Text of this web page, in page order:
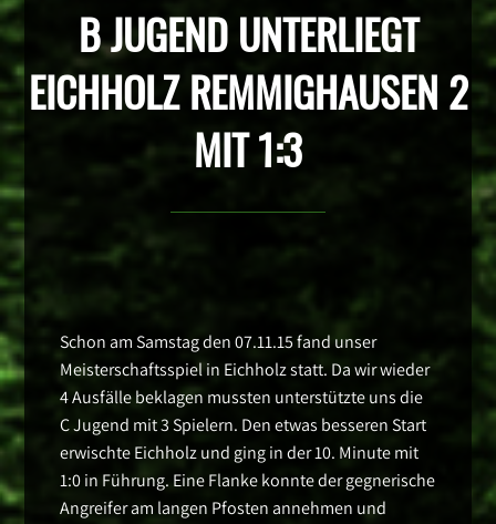
B JUGEND UNTERLIEGT
EICHHOLZ REMMIGHAUSEN 2
MIT 1:3
Schon am Samstag den 07.11.15 fand unser
Meisterschaftsspiel in Eichholz statt. Da wir wieder
4 Ausfälle beklagen mussten unterstützte uns die
C Jugend mit 3 Spielern. Den etwas besseren Start
erwischte Eichholz und ging in der 10. Minute mit
1:0 in Führung. Eine Flanke konnte der gegnerische
Angreifer am langen Pfosten annehmen und